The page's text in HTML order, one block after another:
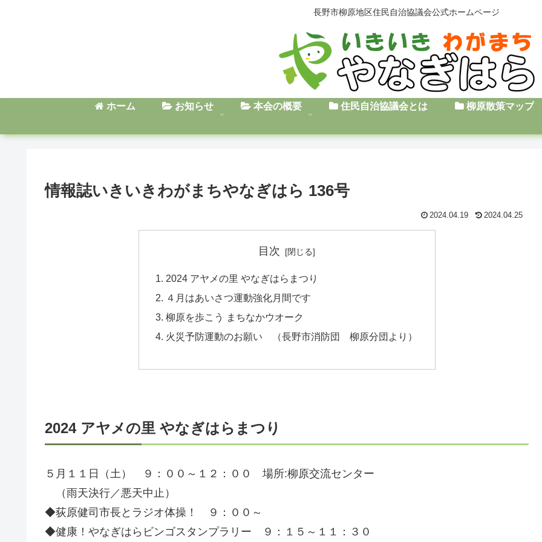
長野市柳原地区住民自治協議会公式ホームページ
ホーム お知らせ 本会の概要 住民自治協議会とは 柳原散策マップ
情報誌いきいきわがまちやなぎはら 136号
2024.04.19 2024.04.25
目次
2024 アヤメの里 やなぎはらまつり
４月はあいさつ運動強化月間です
柳原を歩こう まちなかウオーク
火災予防運動のお願い （長野市消防団 柳原分団より）
2024 アヤメの里 やなぎはらまつり
５月１１日（土） ９：００～１２：００ 場所:柳原交流センター
（雨天決行／悪天中止）
◆荻原健司市長とラジオ体操！ ９：００～
◆健康！やなぎはらビンゴスタンプラリー ９：１５～１１：３０